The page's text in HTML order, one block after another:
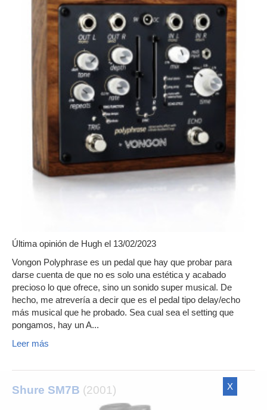
Última opinión de Hugh el 13/02/2023
Vongon Polyphrase es un pedal que hay que probar para
darse cuenta de que no es solo una estética y acabado
precioso lo que ofrece, sino un sonido super musical. De
hecho, me atrevería a decir que es el pedal tipo delay/echo
más musical que he probado. Sea cual sea el setting que
pongamos, hay un A...
Leer más
Shure SM7B (2001) X